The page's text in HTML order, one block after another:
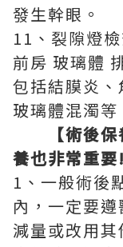
發生幹眼。
11、裂隙燈
前房 玻璃體
包括結膜炎、
玻璃體混濁等
【術後保
養也非常重要!
1、一般術後
內，一定要
減量或改用